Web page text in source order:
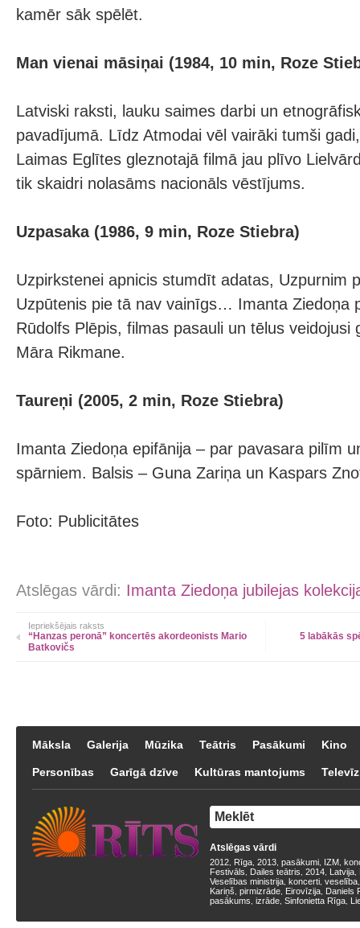
kamēr sāk spēlēt.
Man vienai māsiņai (1984, 10 min, Roze
Latviski raksti, lauku saimes darbi un
pavadījumā. Līdz Atmodai vēl vairāki tumši
Laimas Eglītes gleznotajā filmā jau plīvo
tik skaidri nolasāms nacionāls vēstījums.
Uzpasaka (1986, 9 min, Roze Stiebra)
Uzpirkstenei apnicis stumdīt adatas, Uzpurnim
Uzpūtenis pie tā nav vainīgs… Imanta Ziedoņa
Rūdolfs Plēpis, filmas pasauli un tēlus veidojusi
Māra Rikmane.
Taureņi (2005, 2 min, Roze Stiebra)
Imanta Ziedoņa epifānija – par pavasara pilīm
spārniem. Balsis – Guna Zariņa un Kaspars
Foto: Publicitātes
Atslēgas vārdi: Imanta Ziedoņa jubilejas
Iepriekšējais raksts
“Hanzas peronā” koncertēs akordeonists Mario
Batkovičs
5 labākās
Māksla Galerija Mūzika Teātris Pasākumi Kino
Personības Garīgā dzīve Kultūras mantojums
Atslēgas vārdi
2012 Rīga 2013 pasākumi IZM
Festivāls
Dailes teātris 2014 Latvija
Veselības ministrija koncerti veselība
Kariņš pirmizrāde Eirovīzija Daniels
pasākums izrāde Sinfonietta Rīga